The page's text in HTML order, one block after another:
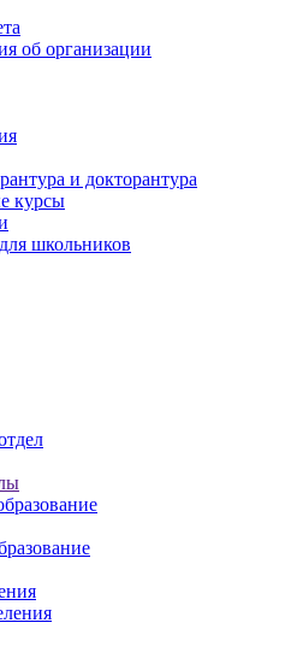
об организации
и докторантура
курсы
школьников